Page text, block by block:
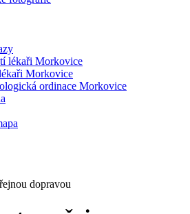
lékaři Morkovice
Morkovice
ordinace Morkovice
dopravou